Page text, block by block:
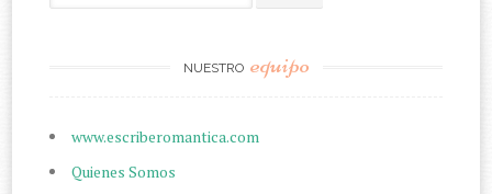
NUESTRO equipo
www.escriberomantica.com
Quienes Somos